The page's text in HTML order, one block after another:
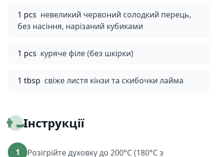
1 pcs невеликий червоний солодкий перець,
без насіння, нарізаний кубиками
1 pcs куряче філе (без шкірки)
1 tbsp свіже листя кінзи та скибочки лайма
👨‍🍳Інструкції
1 Розігрійте духовку до 200°C (180°C з